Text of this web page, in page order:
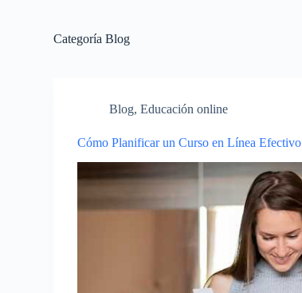
Categoría Blog
Blog,Educación online
Cómo Planificar un Curso en Línea Efectivo